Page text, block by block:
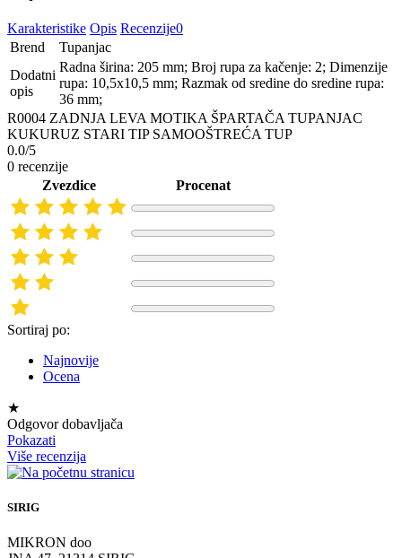
Karakteristike Opis Recenzije0
Brend
Tupanjac
Dodatni
opis
Radna širina: 205 mm; Broj rupa za kačenje: 2; Dimenzije
rupa: 10,5x10,5 mm; Razmak od sredine do sredine rupa:
36 mm;
R0004 ZADNJA LEVA MOTIKA ŠPARTAČA TUPANJAC
KUKURUZ STARI TIP SAMOOŠTREĆA TUP
0.0/5
0 recenzije
Zvezdice
Procenat
Sortiraj po:
Najnovije
Ocena
★
Odgovor dobavljača
Pokazati
Više recenzija
SIRIG
MIKRON doo